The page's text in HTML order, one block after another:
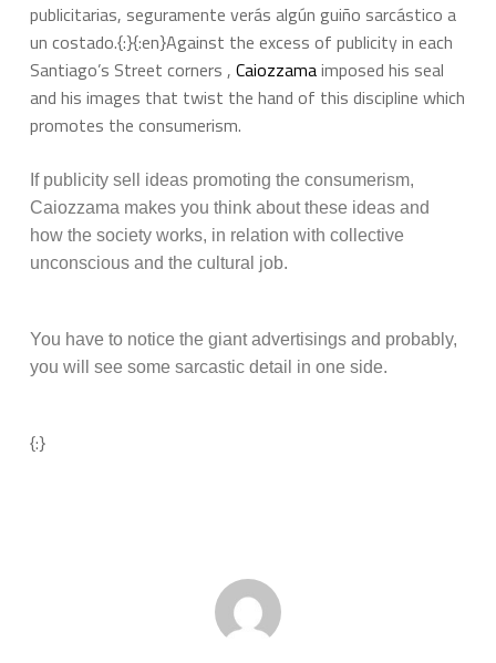
publicitarias, seguramente verás algún guiño sarcástico a
un costado.{:}{:en}Against the excess of publicity in each
Santiago’s Street corners , Caiozzamaimposed his seal
and his images that twist the hand of this discipline which
promotes the consumerism.
If publicity sell ideas promoting the consumerism,
Caiozzama makes you think about these ideas and
how the society works, in relation with collective
unconscious and the cultural job.
You have to notice the giant advertisings and probably,
you will see some sarcastic detail in one side.
{:}